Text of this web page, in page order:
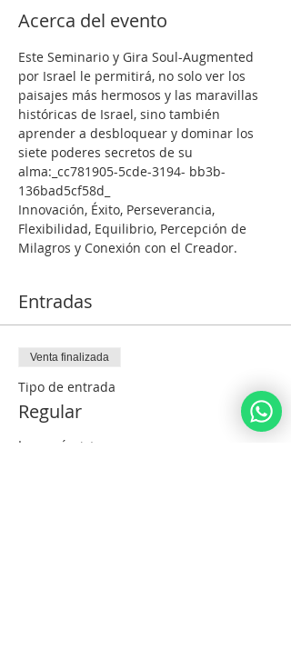
Acerca del evento
Este Seminario y Gira Soul-Augmented
por Israel le permitirá, no solo ver los
paisajes más hermosos y las maravillas
históricas de Israel, sino también
aprender a desbloquear y dominar los
siete poderes secretos de su
alma:_cc781905-5cde-3194- bb3b-
136bad5cf58d_
Innovación, Éxito, Perseverancia,
Flexibilidad, Equilibrio, Percepción de
Milagros y Conexión con el Creador.
Entradas
Venta finalizada
Tipo de entrada
Regular
Leer más